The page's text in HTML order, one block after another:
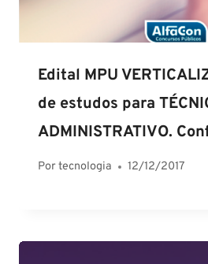
Edital MPU
de estudos para
ADMINISTRATIVO.
Portecnologia 12/12/2017